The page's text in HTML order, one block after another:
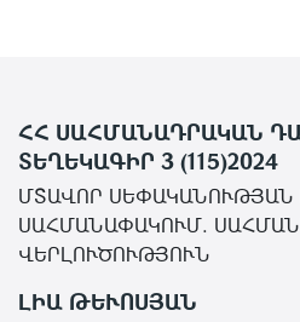
ՀՀ ՍԱՀՄԱՆԱԴՐԱԿԱՆ
ՏԵՂԵԿԱԳԻՐ 3 (115)2024
ՄՏԱՎՈՐ ՍԵՓԱԿԱՆՈՒԹՅԱՆ
ՍԱՀՄԱՆԱՓԱԿՈՒՄ.
ՎԵՐԼՈՒԾՈՒԹՅՈՒՆ
ԼԻԱ ԹԵՒՈՍՅԱՆ